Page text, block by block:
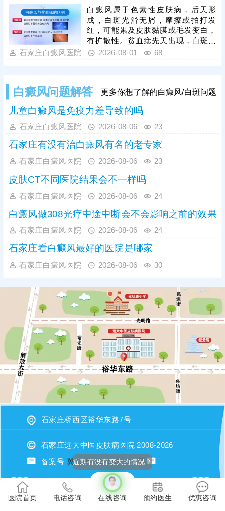
容易误判，需结合科学检查区分，避
免误诊误治。早期是白癜风治疗的黄
金窗口期，此时皮肤黑色素细胞受损
程度低，干预后复色效果好、复色率
高、复发率低。
白癜风属于色素性皮肤病，后天形
成，白斑光滑无屑，摩擦或拍打发
红，可能累及皮肤黏膜或毛发变白，
有扩散性。贫血痣先天出现，白斑局
部出现，无扩散性，持续终身不退。
势互补，查得详细、全面、准确。诊
断清楚再结合患者体质、病情进行治
疗，避免走上治白歧途。
石家庄白癜风医院 2026-08-01 68
白癜风问题解答 更多你想了解的白癜风/白斑问题
儿童白癜风是免疫力差导致的吗
石家庄白癜风医院 2026-08-06 23
石家庄有没有治白癜风有名的老专家
石家庄白癜风医院 2026-08-06 23
皮肤CT不同医院结果会不一样吗
石家庄白癜风医院 2026-08-06 24
白癜风做308光疗中途中断会不会影响之前的效果
石家庄白癜风医院 2026-08-06 24
石家庄看白癜风最好的医院是哪家
石家庄白癜风医院 2026-08-06 30
石家庄桥西区裕华东路7号
石家庄远大中医皮肤病医院 2008-2026
备案号 冀ICP备2023015620号
医院首页 电话咨询 在线咨询
近期有没有变大的情况？
预约医生 优惠咨询